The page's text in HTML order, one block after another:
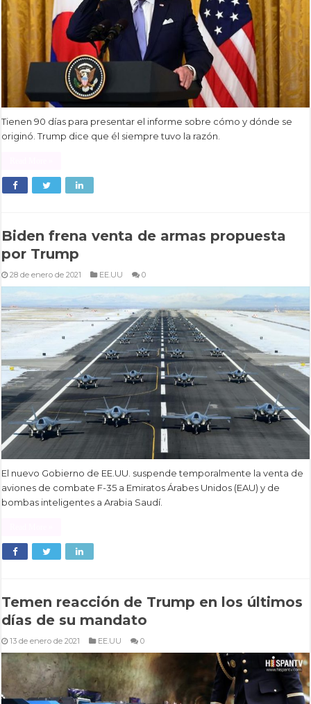
Tienen 90 días para presentar el informe sobre cómo y dónde se
originó. Trump dice que él siempre tuvo la razón.
Biden frena venta de armas propuesta
por Trump
28 de enero de 2021 EE.UU 0
El nuevo Gobierno de EE.UU. suspende temporalmente la venta de
aviones de combate F-35 a Emiratos Árabes Unidos (EAU) y de
bombas inteligentes a Arabia Saudí.
Temen reacción de Trump en los últimos
días de su mandato
13 de enero de 2021 EE.UU 0